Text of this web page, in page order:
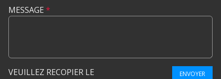
MESSAGE *
VEUILLEZ RECOPIER LE
ENVOYER